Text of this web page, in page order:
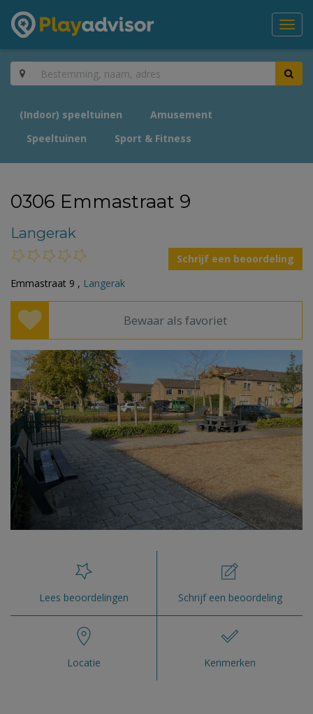
(Indoor) speeltuinen
Amusement
Speeltuinen
Sport & Fitness
0306 Emmastraat 9
Langerak
Schrijf een beoordeling
Emmastraat 9 , Langerak
Bewaar als favoriet
Lees beoordelingen Schrijf een beoordeling
Locatie Kenmerken